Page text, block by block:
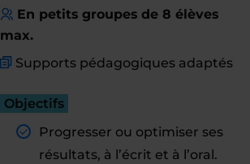
En petits groupes de 8 élèves
max.
Supports pédagogiques adaptés
Objectifs
Progresser ou optimiser ses
résultats, à l’écrit et à l’oral.